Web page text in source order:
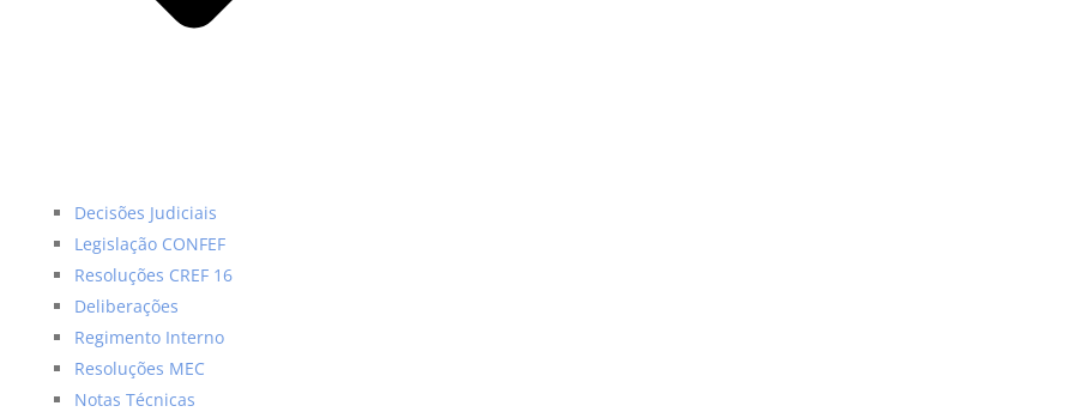
Decisões Judiciais
Legislação CONFEF
Resoluções CREF 16
Deliberações
Regimento Interno
Resoluções MEC
Notas Técnicas